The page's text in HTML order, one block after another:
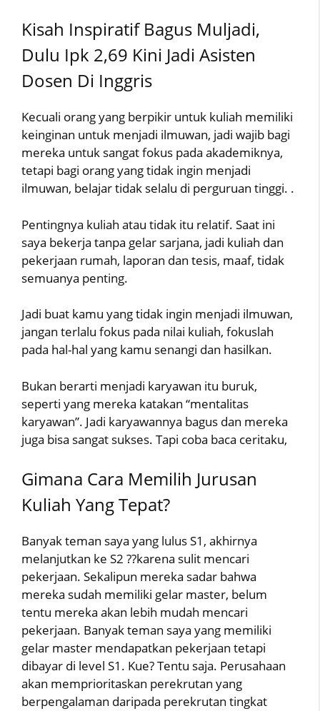
Kisah Inspiratif Bagus Muljadi,
Dulu Ipk 2,69 Kini Jadi Asisten
Dosen Di Inggris
Kecuali orang yang berpikir untuk kuliah memiliki
keinginan untuk menjadi ilmuwan, jadi wajib bagi
mereka untuk sangat fokus pada akademiknya,
tetapi bagi orang yang tidak ingin menjadi
ilmuwan, belajar tidak selalu di perguruan tinggi. .
Pentingnya kuliah atau tidak itu relatif. Saat ini
saya bekerja tanpa gelar sarjana, jadi kuliah dan
pekerjaan rumah, laporan dan tesis, maaf, tidak
semuanya penting.
Jadi buat kamu yang tidak ingin menjadi ilmuwan,
jangan terlalu fokus pada nilai kuliah, fokuslah
pada hal-hal yang kamu senangi dan hasilkan.
Bukan berarti menjadi karyawan itu buruk,
seperti yang mereka katakan “mentalitas
karyawan”. Jadi karyawannya bagus dan mereka
juga bisa sangat sukses. Tapi coba baca ceritaku,
Gimana Cara Memilih Jurusan
Kuliah Yang Tepat?
Banyak teman saya yang lulus S1, akhirnya
melanjutkan ke S2 ??karena sulit mencari
pekerjaan. Sekalipun mereka sadar bahwa
mereka sudah memiliki gelar master, belum
tentu mereka akan lebih mudah mencari
pekerjaan. Banyak teman saya yang memiliki
gelar master mendapatkan pekerjaan tetapi
dibayar di level S1. Kue? Tentu saja. Perusahaan
akan memprioritaskan perekrutan yang
berpengalaman daripada perekrutan tingkat